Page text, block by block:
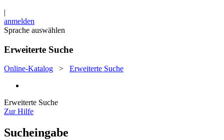
|
anmelden
Sprache auswählen
Erweiterte Suche
Online-Katalog > Erweiterte Suche
Erweiterte Suche
Zur Hilfe
Sucheingabe